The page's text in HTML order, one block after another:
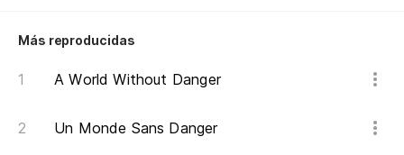
Más reproducidas
A World Without Danger
Un Monde Sans Danger